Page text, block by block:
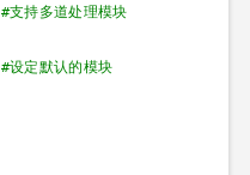
#支持多道处理模块
#设定默认的模块